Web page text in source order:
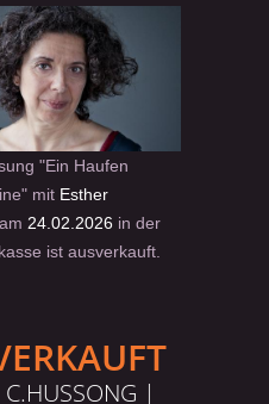
"Ein Haufen
mit Esther
am 24.02.2026 in der
ist ausverkauft.
|